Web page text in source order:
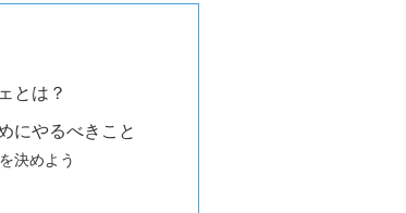
とは？
にやるべきこと
決めよう